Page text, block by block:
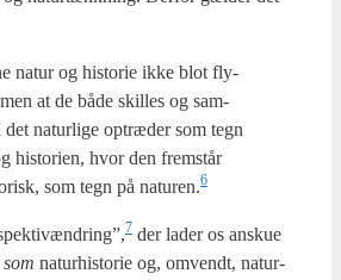
natur og histo­rie ikke blot fly­
at de både skil­les og sam­
det natur­li­ge optræ­der som tegn
histo­ri­en, hvor den frem­står
som tegn på naturen.6
7 der lader os anskue
som natur­hi­sto­rie og, omvendt, natur­